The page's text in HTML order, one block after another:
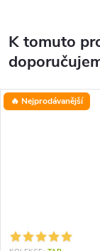
K tomuto
🔥 Nejprodávanější